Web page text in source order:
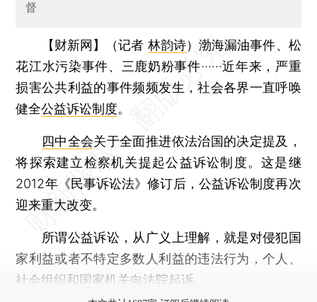
督
【财新网】（记者 林韵诗） 渤海漏油事件、松
花江水污染事件、三鹿奶粉事件······近年来，严重
损害公共利益的事件频频发生，社会各界一直呼唤
健全公益诉讼制度。
四中全会关于全面推进依法治国的决定提及，
将探索建立检察机关提起公益诉讼制度。这是继
2012年《民事诉讼法》修订后，公益诉讼制度再次
迎来重大改变。
所谓公益诉讼，从广义上理解，就是对侵犯国
家利益或者不特定多数人利益的违法行为，个人、
社会组织和国家机关向法院起诉。